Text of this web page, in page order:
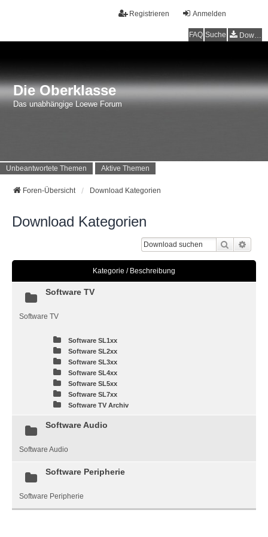
Anmelden
Registrieren
FAQ Suche Downloads
Die Oberklasse
Das unabhängige Loewe Forum
Unbeantwortete Themen Aktive Themen
Foren-Übersicht Download Kategorien
Download Kategorien
Suche
Kategorie / Beschreibung
Software TV
Software TV
Software SL1xx
Software SL2xx
Software SL3xx
Software SL4xx
Software SL5xx
Software SL7xx
Software TV Archiv
Software Audio
Software Audio
Software Peripherie
Software Peripherie